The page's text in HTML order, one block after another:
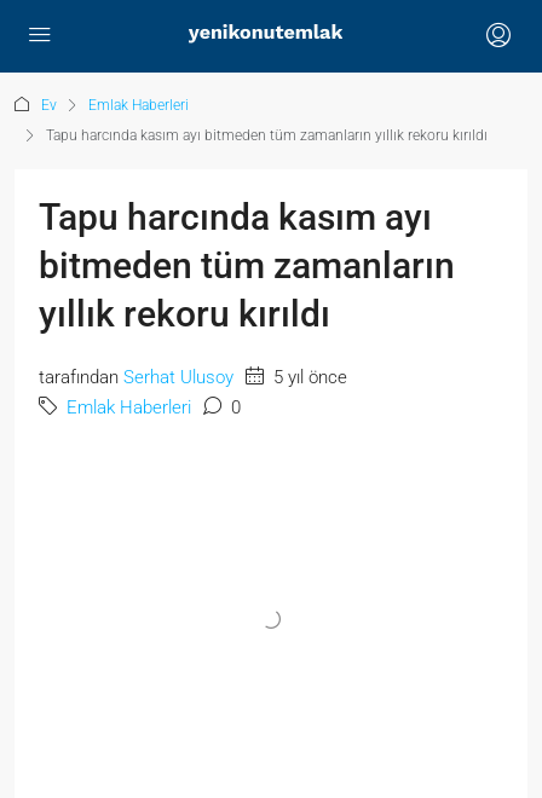
Ev
Emlak Haberleri
Tapu harcında kasım ayı bitmeden tüm zamanların yıllık rekoru kırıldı
Tapu harcında kasım ayı
bitmeden tüm zamanların
yıllık rekoru kırıldı
tarafından Serhat Ulusoy
5 yıl önce
Emlak Haberleri
0